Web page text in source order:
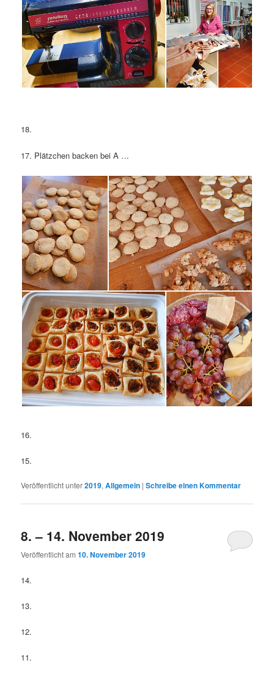
18.
17. Plätzchen backen bei A …
16.
15.
Veröffentlicht unter2019,Allgemein |Schreibe einen Kommentar
8. – 14. November 2019
Veröffentlicht am10. November 2019
14.
13.
12.
11.